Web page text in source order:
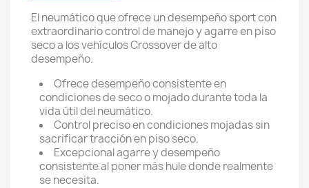
El neumático que ofrece un desempeño sport con
extraordinario control de manejo y agarre en piso
seco a los vehículos Crossover de alto
desempeño.
Ofrece desempeño consistente en
condiciones de seco o mojado durante toda la
vida útil del neumático.
Control preciso en condiciones mojadas sin
sacrificar tracción en piso seco.
Excepcional agarre y desempeño
consistente al poner más hule donde realmente
se necesita.